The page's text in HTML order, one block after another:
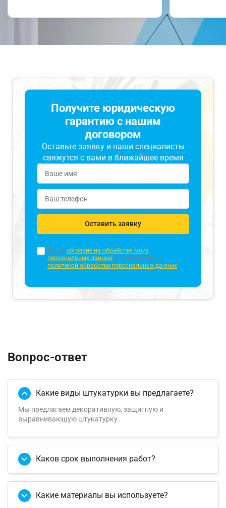
Получите юридическую
гарантию с нашим
договором
Оставьте заявку и наши специалисты
свяжутся с вами в ближайшее время
Оставить заявку
Я даю согласие на обработку моих
персональных данных в соответствии с
политикой обработки персональных данных
Вопрос-ответ
Какие виды штукатурки вы предлагаете?
Мы предлагаем декоративную, защитную и
выравнивающую штукатурку.
Каков срок выполнения работ?
Какие материалы вы используете?